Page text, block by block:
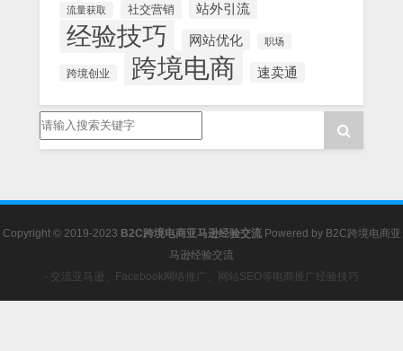
流量获取 社交营销 站外引流
经验技巧 网站优化 职场
跨境创业 跨境电商 速卖通
Copyright © 2019-2023 B2C跨境电商亚马逊经验交流 Powered by B2C跨境电商亚
马逊经验交流
- 交流亚马逊、Facebook网络推广、网站SEO等电商推广经验技巧